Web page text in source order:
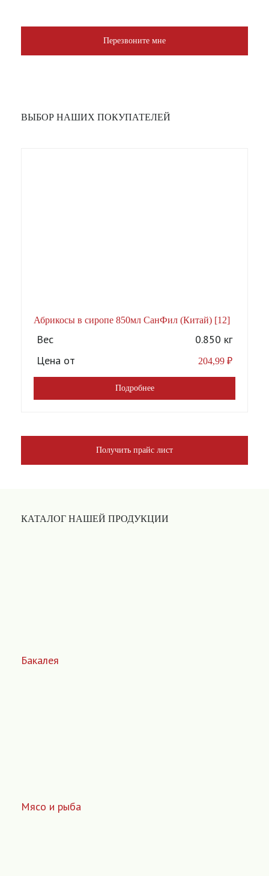
Перезвоните мне
ВЫБОР НАШИХ ПОКУПАТЕЛЕЙ
Абрикосы в сиропе 850мл СанФил (Китай) [12]
Вес
0.850 кг
Цена от
204,99 ₽
Подробнее
Получить прайс лист
КАТАЛОГ НАШЕЙ ПРОДУКЦИИ
Бакалея
Мясо и рыба